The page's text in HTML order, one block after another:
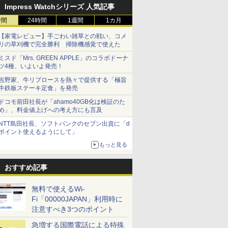
Impress Watchシリーズ 人気記事
24時間 1週間 1カ月
家電レビュー】手ごわい雑草との戦い、コメ
の草刈機で完全勝利 掃除機感覚で使えた
スド「Mrs. GREEN APPLE」のコラボドーナ
4種、いよいよ発売！
野家、牛リブロースを熱々で提供する「極旨
鉄板ステーキ定食」を発売
コモ前田社長が「ahamo40GB化は検証のた
」、料金値上げへの考え方にも言及
島田社長、ソフトバンクのセブン出資に「d
イント使えるようにして」
もっと見る
おすすめ記事
無料で使えるWi-
Fi「00000JAPAN」利用時に
注意すべき3つのポイント
急増する国際電話による特殊